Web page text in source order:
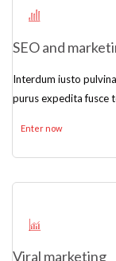
SEO and
Interdum iusto
purus expedita fusce
Enter now
Viral marketing